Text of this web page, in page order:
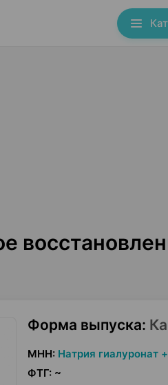
Форма выпуска:
МНН: Натрия гиалуронат
ФТГ: ~